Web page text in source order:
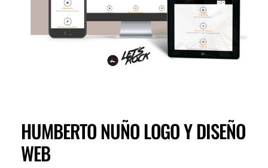
HUMBERTO NUÑO LOGO Y DISEÑO
WEB